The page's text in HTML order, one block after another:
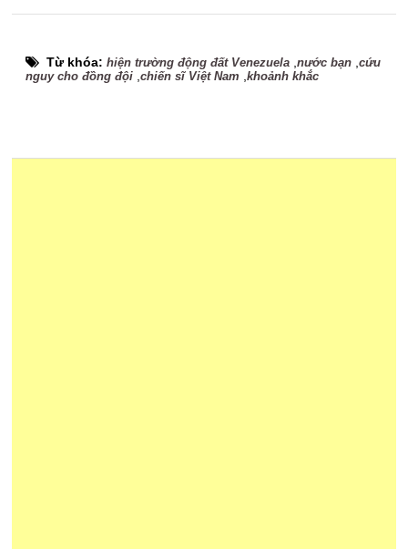
Từ khóa:hiện trường động đất Venezuela ,nước bạn ,cứu
nguy cho đồng đội ,chiến sĩ Việt Nam ,khoảnh khắc